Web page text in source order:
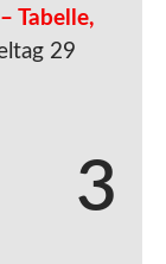
Tabelle,
29
3